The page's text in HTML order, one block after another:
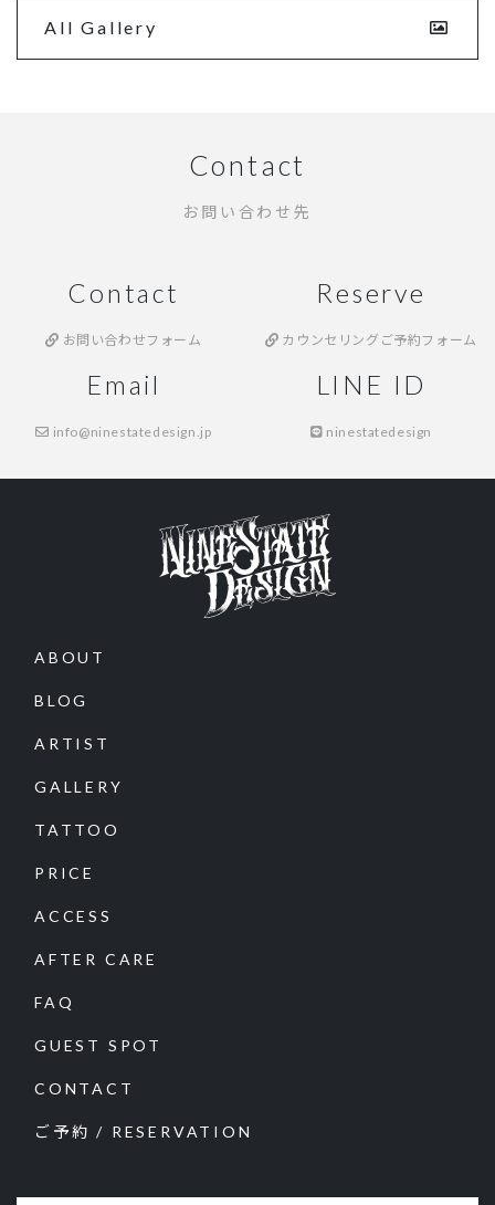
All Gallery
Contact
お問い合わせ先
Contact
お問い合わせフォーム
Reserve
カウンセリングご予約フォーム
Email
info@ninestatedesign.jp
LINE ID
ninestatedesign
ABOUT
BLOG
ARTIST
GALLERY
TATTOO
PRICE
ACCESS
AFTER CARE
FAQ
GUEST SPOT
CONTACT
ご予約 / RESERVATION